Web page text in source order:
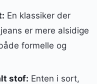
En klassiker der
er mere alsidige
formelle og
stof: Enten i sort,